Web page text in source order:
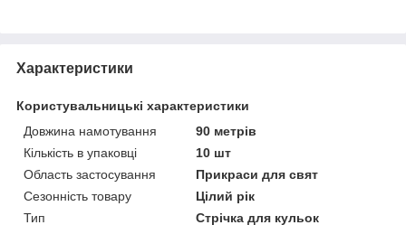
Характеристики
Користувальницькі характеристики
Довжина намотування
90 метрів
Кількість в упаковці
10 шт
Область застосування
Прикраси для свят
Сезонність товару
Цілий рік
Тип
Стрічка для кульок